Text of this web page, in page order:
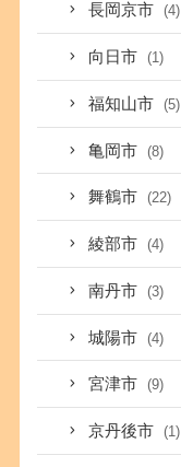
長岡京市 (4)
向日市 (1)
福知山市 (5)
亀岡市 (8)
舞鶴市 (22)
綾部市 (4)
南丹市 (3)
城陽市 (4)
宮津市 (9)
京丹後市 (1)